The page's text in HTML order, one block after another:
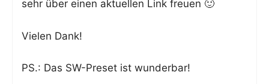
sehr über einen aktu­el­len Link freuen 🙂
Vie­len Dank!
PS.: Das SW-Pre­set ist wunderbar!